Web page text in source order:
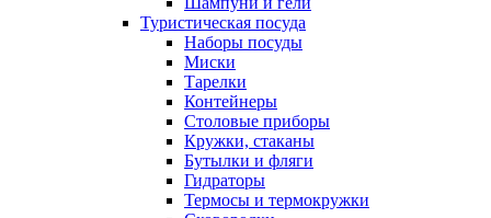
Туристическая посуда
Наборы посуды
Миски
Тарелки
Контейнеры
Столовые приборы
Кружки, стаканы
Бутылки и фляги
Гидраторы
Термосы и термокружки